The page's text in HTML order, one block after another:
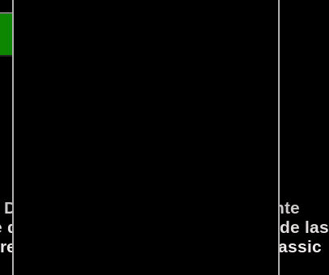
te llevará
asiento en
thriller
Lo que Realmente
Sucedió detrás de las
cámaras en Jurassic